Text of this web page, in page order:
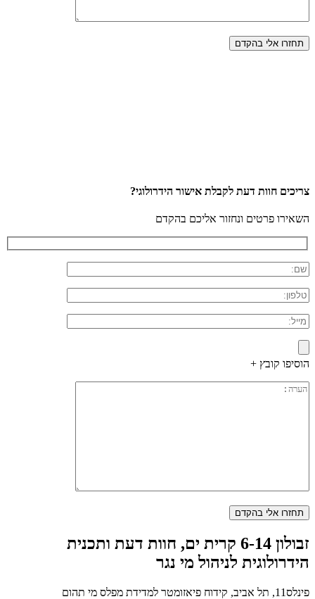
צריכים חוות דעת לקבלת אישור הידרולוגי?
השאירו פרטים ונחזור אליכם בהקדם
הוסיפו קובץ +
זבולון 6-14 קרית ים, חוות דעת ותכנית
הידרולוגית לניהול מי נגר
פינלס11, תל אביב, קידוח פיאזומטר למדידת מפלס מי תהום